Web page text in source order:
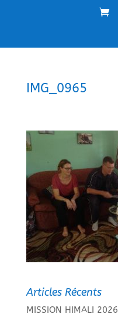
IMG_0965
Articles Récents
MISSION HIMALI 2026